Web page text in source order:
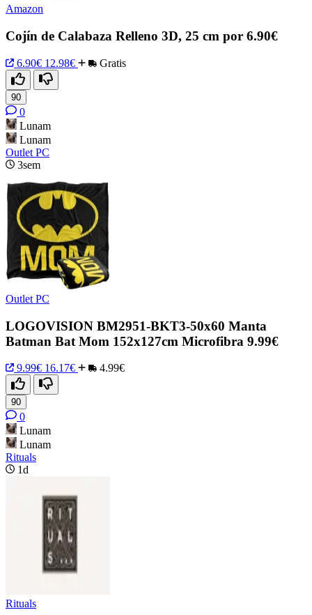
Amazon
Cojín de Calabaza Relleno 3D, 25 cm por 6.90€
6.90€ 12.98€ Gratis
90
0
Lunam
Lunam
Outlet PC
3sem
Outlet PC
LOGOVISION BM2951-BKT3-50x60 Manta
Batman Bat Mom 152x127cm Microfibra 9.99€
9.99€ 16.17€ 4.99€
90
0
Lunam
Lunam
Rituals
1d
Rituals